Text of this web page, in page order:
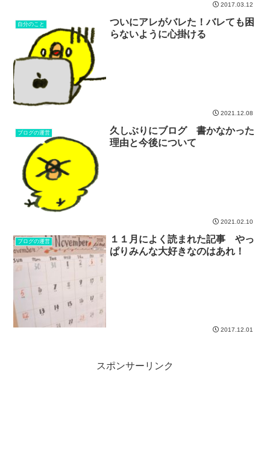
2017.03.12
自分のこと
ついにアレがバレた！バレても困
らないように心掛ける
2021.12.08
ブログの運営
久しぶりにブログ 書かなかった
理由と今後について
2021.02.10
ブログの運営
１１月によく読まれた記事 やっ
ぱりみんな大好きなのはあれ！
2017.12.01
スポンサーリンク